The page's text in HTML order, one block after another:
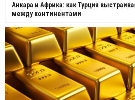
Анкара и Африка: как Турция
между континентами